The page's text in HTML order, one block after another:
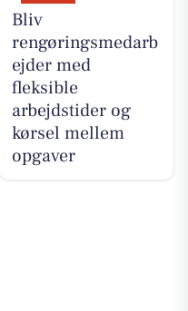
Bliv
rengøringsmedarb
ejder med
fleksible
arbejdstider og
kørsel mellem
opgaver